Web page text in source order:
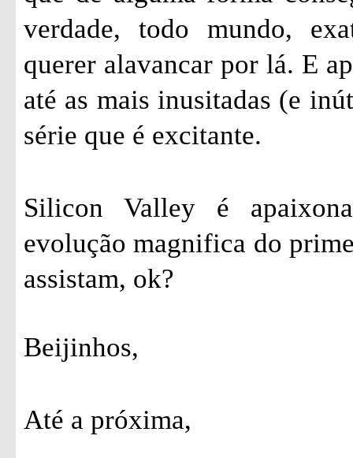
verdade, todo mundo,
querer alavancar por lá. E
até as mais inusitadas (e
série que é excitante.
Silicon Valley é
evolução magnifica do
assistam, ok?
Beijinhos,
Até a próxima,